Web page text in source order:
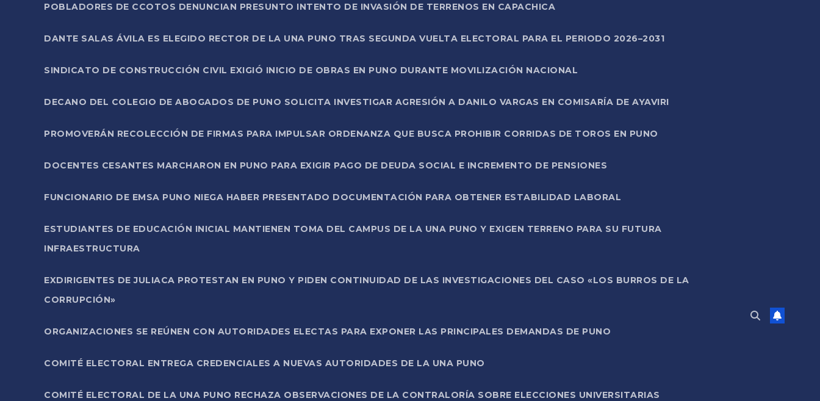
POBLADORES DE CCOTOS DENUNCIAN PRESUNTO INTENTO DE INVASIÓN DE TERRENOS EN CAPACHICA
DANTE SALAS ÁVILA ES ELEGIDO RECTOR DE LA UNA PUNO TRAS SEGUNDA VUELTA ELECTORAL PARA EL PERIODO 2026–2031
SINDICATO DE CONSTRUCCIÓN CIVIL EXIGIÓ INICIO DE OBRAS EN PUNO DURANTE MOVILIZACIÓN NACIONAL
DECANO DEL COLEGIO DE ABOGADOS DE PUNO SOLICITA INVESTIGAR AGRESIÓN A DANILO VARGAS EN COMISARÍA DE AYAVIRI
PROMOVERÁN RECOLECCIÓN DE FIRMAS PARA IMPULSAR ORDENANZA QUE BUSCA PROHIBIR CORRIDAS DE TOROS EN PUNO
DOCENTES CESANTES MARCHARON EN PUNO PARA EXIGIR PAGO DE DEUDA SOCIAL E INCREMENTO DE PENSIONES
FUNCIONARIO DE EMSA PUNO NIEGA HABER PRESENTADO DOCUMENTACIÓN PARA OBTENER ESTABILIDAD LABORAL
ESTUDIANTES DE EDUCACIÓN INICIAL MANTIENEN TOMA DEL CAMPUS DE LA UNA PUNO Y EXIGEN TERRENO PARA SU FUTURA
INFRAESTRUCTURA
EXDIRIGENTES DE JULIACA PROTESTAN EN PUNO Y PIDEN CONTINUIDAD DE LAS INVESTIGACIONES DEL CASO «LOS BURROS DE LA
CORRUPCIÓN»
ORGANIZACIONES SE REÚNEN CON AUTORIDADES ELECTAS PARA EXPONER LAS PRINCIPALES DEMANDAS DE PUNO
COMITÉ ELECTORAL ENTREGA CREDENCIALES A NUEVAS AUTORIDADES DE LA UNA PUNO
COMITÉ ELECTORAL DE LA UNA PUNO RECHAZA OBSERVACIONES DE LA CONTRALORÍA SOBRE ELECCIONES UNIVERSITARIAS